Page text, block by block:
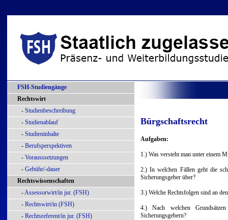
FSH-Studiengänge
Rechtswirt
- Studienbeschreibung
- Studienablauf
- Studieninhalte
- Berufsperspektiven
- Vorausssetzungen
- Gebühr/-dauer
Rechtswissenschaften
-Assessorwirt/in jur. (FSH)
- Rechtswirt/in (FSH)
- Rechtsreferent/in jur. (FSH)
Bürgschaftsrecht
Aufgaben:
1.) Was versteht man unter einem
2.) In welchen Fällen geht die
Sicherungsgeber über?
3.) Welche Rechtsfolgen sind an
4.) Nach welchen
Sicherungsgebern?